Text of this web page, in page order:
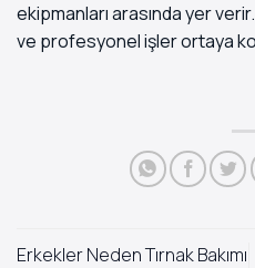
ekipmanları arasında yer
ve profesyonel işler ortaya
Erkekler Neden Tırnak Bakımı